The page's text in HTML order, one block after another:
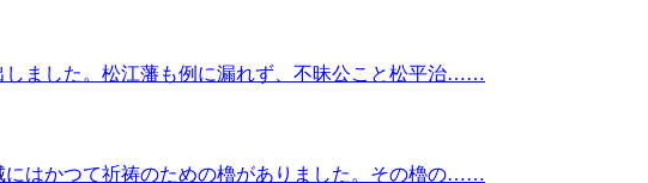
ました。松江藩も例に漏れず、不昧公こと松平治……
はかつて祈祷のための櫓がありました。その櫓の……